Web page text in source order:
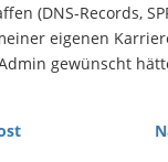
(DNS-Records,
eigenen
gewünscht